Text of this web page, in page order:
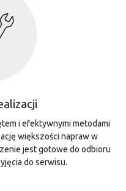
i efektywnymi metodami
większości napraw w
jest gotowe do odbioru
do serwisu.